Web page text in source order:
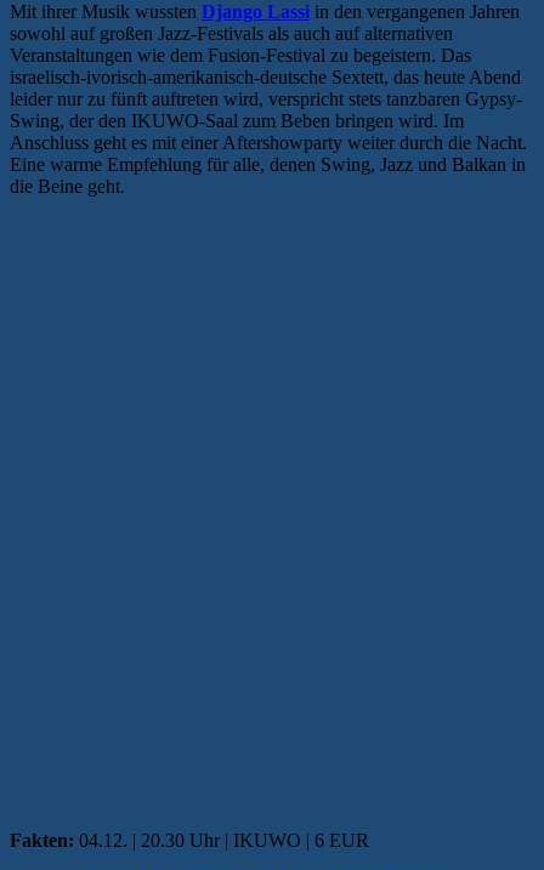
Mit ihrer Musik wussten Django Lassi in den vergangenen Jahren
sowohl auf großen Jazz-Festivals als auch auf alternativen
Veranstaltungen wie dem Fusion-Festival zu begeistern. Das
israelisch-ivorisch-amerikanisch-deutsche Sextett, das heute Abend
leider nur zu fünft auftreten wird, verspricht stets tanzbaren Gypsy-
Swing, der den IKUWO-Saal zum Beben bringen wird. Im
Anschluss geht es mit einer Aftershowparty weiter durch die Nacht.
Eine warme Empfehlung für alle, denen Swing, Jazz und Balkan in
die Beine geht.
Fakten: 04.12. | 20.30 Uhr | IKUWO | 6 EUR